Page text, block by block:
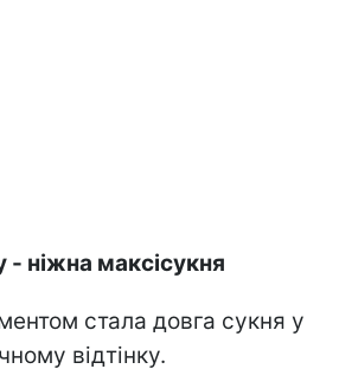
ніжна максісукня
стала довга сукня у
відтінку.